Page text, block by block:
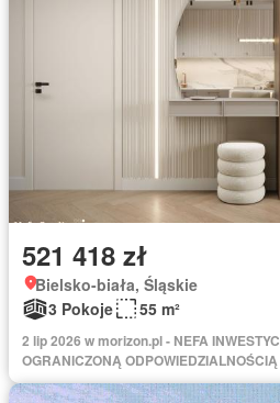
521 418 zł
Bielsko-biała, Śląskie
3 Pokoje
55 m²
2 lip 2026 w morizon.pl - NEFA
OGRANICZONĄ ODPOWIEDZIALNOŚCIĄ